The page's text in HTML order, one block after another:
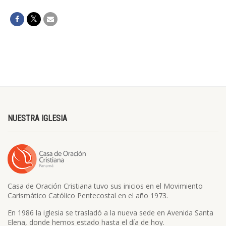
NUESTRA IGLESIA
Casa de Oración Cristiana tuvo sus inicios en el Movimiento
Carismático Católico Pentecostal en el año 1973.
En 1986 la iglesia se trasladó a la nueva sede en Avenida Santa
Elena, donde hemos estado hasta el día de hoy.